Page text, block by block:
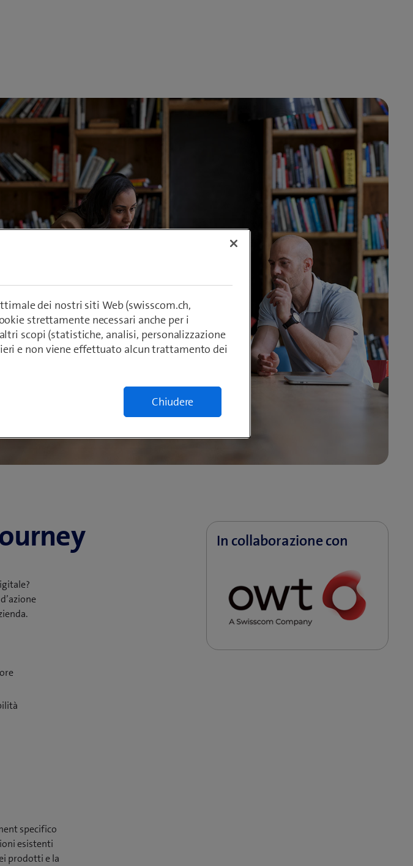
In collaborazione con
specifico
esistenti
prodotti e la
dei nostri siti Web (swisscom.ch,
strettamente necessari anche per i
scopi (statistiche, analisi, personalizzazione
e non viene effettuato alcun trattamento dei
Chiudere